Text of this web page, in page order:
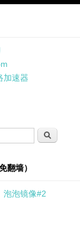
加速器
搜索
翻墙）
泡泡镜像#2